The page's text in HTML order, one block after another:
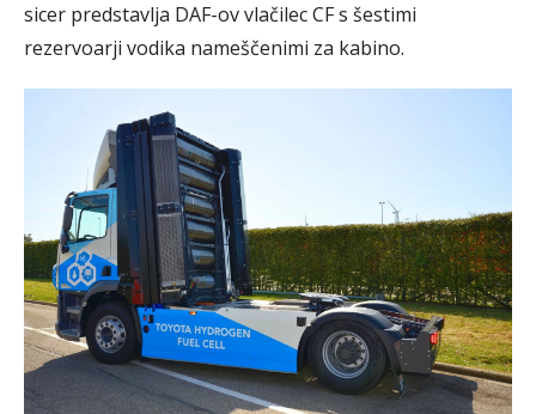
sicer predstavlja DAF-ov vlačilec CF s šestimi
rezervoarji vodika nameščenimi za kabino.